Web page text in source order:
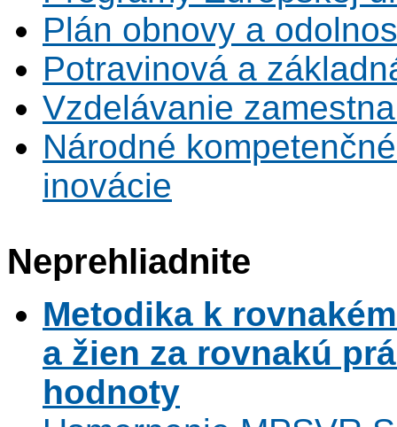
Plán obnovy a
Potravinová a
Vzdelávanie
Národné
inovácie
Neprehliadnite
Metodika k
a žien za rovnakú
hodnoty